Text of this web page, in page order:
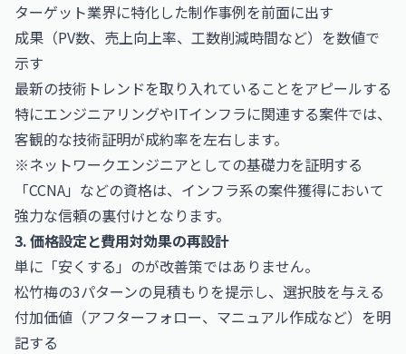
ターゲット業界に特化した制作事例を前面に出す
成果（PV数、売上向上率、工数削減時間など）を数値で
示す
最新の技術トレンドを取り入れていることをアピールする
特にエンジニアリングやITインフラに関連する案件では、
客観的な技術証明が成約率を左右します。
※ネットワークエンジニアとしての基礎力を証明する
「CCNA」などの資格は、インフラ系の案件獲得において
強力な信頼の裏付けとなります。
3. 価格設定と費用対効果の再設計
単に「安くする」のが改善策ではありません。
松竹梅の3パターンの見積もりを提示し、選択肢を与える
付加価値（アフターフォロー、マニュアル作成など）を明
記する